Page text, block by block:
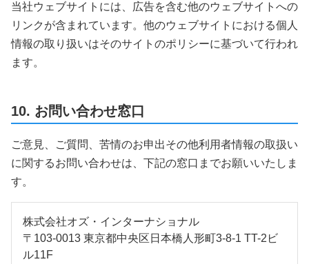
当社ウェブサイトには、広告を含む他のウェブサイトへの
リンクが含まれています。他のウェブサイトにおける個人
情報の取り扱いはそのサイトのポリシーに基づいて行われ
ます。
10. お問い合わせ窓口
ご意見、ご質問、苦情のお申出その他利用者情報の取扱い
に関するお問い合わせは、下記の窓口までお願いいたしま
す。
株式会社オズ・インターナショナル
〒103-0013 東京都中央区日本橋人形町3-8-1 TT-2ビ
ル11F